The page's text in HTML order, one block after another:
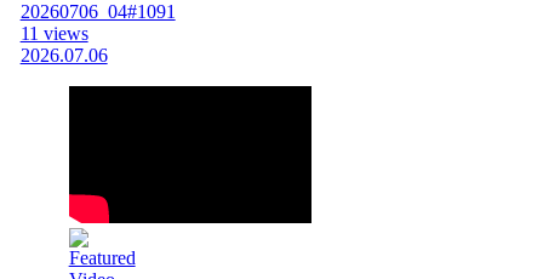
20260706_04#1091
11 views
2026.07.06